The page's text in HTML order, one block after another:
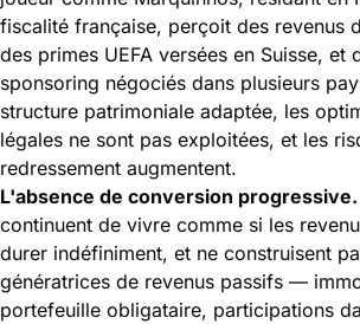
fiscalité française, perçoit des revenus
des primes UEFA versées en Suisse, et
sponsoring négociés dans plusieurs
structure patrimoniale adaptée, les
légales ne sont pas exploitées, et les
redressement augmentent.
L'absence de conversion progressive.
continuent de vivre comme si les
durer indéfiniment, et ne construisent
génératrices de revenus passifs —
portefeuille obligataire, participations